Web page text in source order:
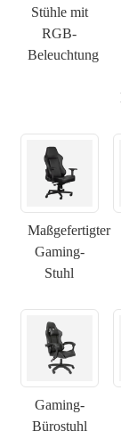
Stühle mit
RGB-
Beleuchtung
Maßgefertigter
Gaming-
Stuhl
Gaming-
Bürostuhl
ANFRAGE